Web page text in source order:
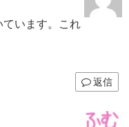
ています。これ
返信